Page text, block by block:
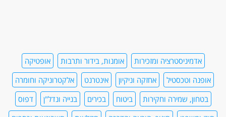
אדמיניסטרציה ומזכירות אומנות, בידור ותרבות
אופטיקה
אופנה וטכסטיל
אחזקה וניקיון אינטרנט
אלקטרוניקה וחומרה
בטחון, שמירה וחקירות
ביטוח בכירים בנייה ונדל"ן
דפוס